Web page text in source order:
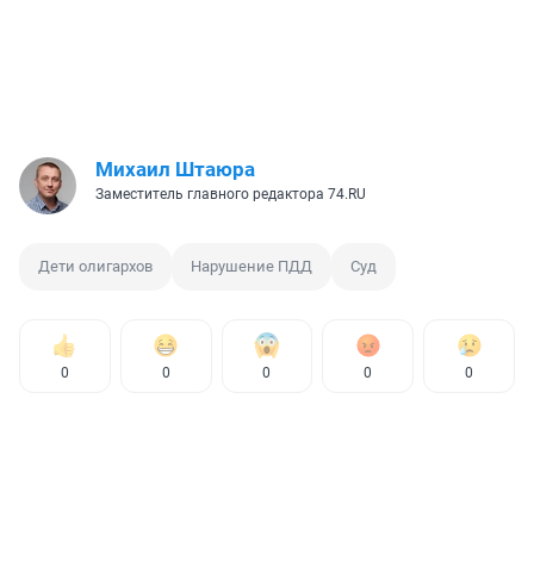
Михаил Штаюра
Заместитель главного редактора 74.RU
Дети олигархов Нарушение ПДД Суд
0 0 0 0 0